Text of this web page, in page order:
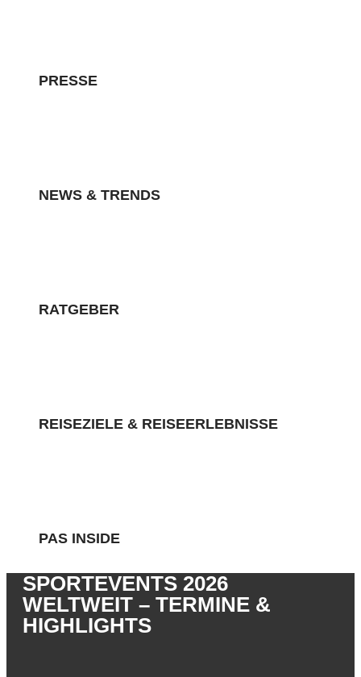
PRESSE
NEWS & TRENDS
RATGEBER
REISEZIELE & REISEERLEBNISSE
PAS INSIDE
SPORTEVENTS 2026
WELTWEIT – TERMINE &
HIGHLIGHTS